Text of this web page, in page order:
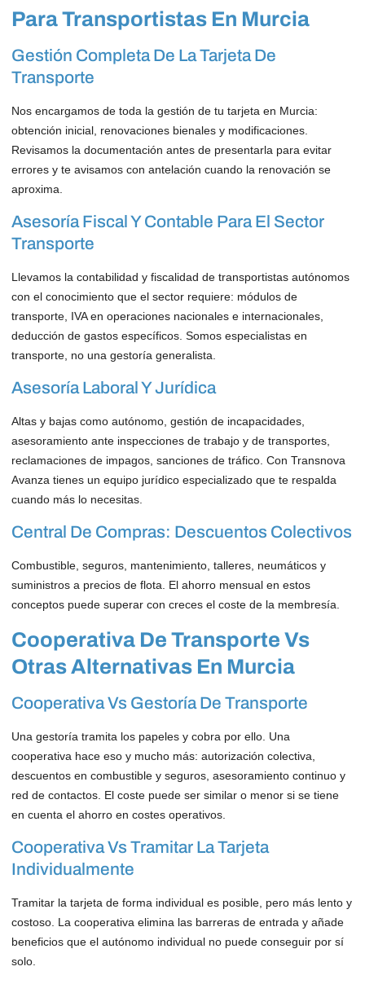
Para Transportistas En Murcia
Gestión Completa De La Tarjeta De
Transporte
Nos encargamos de toda la gestión de tu tarjeta en Murcia:
obtención inicial, renovaciones bienales y modificaciones.
Revisamos la documentación antes de presentarla para evitar
errores y te avisamos con antelación cuando la renovación se
aproxima.
Asesoría Fiscal Y Contable Para El Sector
Transporte
Llevamos la contabilidad y fiscalidad de transportistas autónomos
con el conocimiento que el sector requiere: módulos de
transporte, IVA en operaciones nacionales e internacionales,
deducción de gastos específicos. Somos especialistas en
transporte, no una gestoría generalista.
Asesoría Laboral Y Jurídica
Altas y bajas como autónomo, gestión de incapacidades,
asesoramiento ante inspecciones de trabajo y de transportes,
reclamaciones de impagos, sanciones de tráfico. Con Transnova
Avanza tienes un equipo jurídico especializado que te respalda
cuando más lo necesitas.
Central De Compras: Descuentos Colectivos
Combustible, seguros, mantenimiento, talleres, neumáticos y
suministros a precios de flota. El ahorro mensual en estos
conceptos puede superar con creces el coste de la membresía.
Cooperativa De Transporte Vs
Otras Alternativas En Murcia
Cooperativa Vs Gestoría De Transporte
Una gestoría tramita los papeles y cobra por ello. Una
cooperativa hace eso y mucho más: autorización colectiva,
descuentos en combustible y seguros, asesoramiento continuo y
red de contactos. El coste puede ser similar o menor si se tiene
en cuenta el ahorro en costes operativos.
Cooperativa Vs Tramitar La Tarjeta
Individualmente
Tramitar la tarjeta de forma individual es posible, pero más lento y
costoso. La cooperativa elimina las barreras de entrada y añade
beneficios que el autónomo individual no puede conseguir por sí
solo.